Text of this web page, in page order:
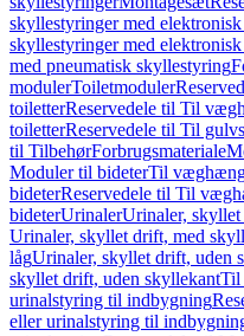
skyllestyringer med
skyllestyringer med
med pneumatisk skyllestyring
modulerToiletmoduler
toiletterReservedele til Til
toiletterReservedele til Til
til TilbehørForbrugsmateriale
Moduler til bideterTil
bideterReservedele til Til
bideterUrinalerUrinaler,
Urinaler, skyllet drift, med
lågUrinaler, skyllet drift, uden
skyllet drift, uden skyllekantTil
urinalstyring til indbygning
eller urinalstyring til